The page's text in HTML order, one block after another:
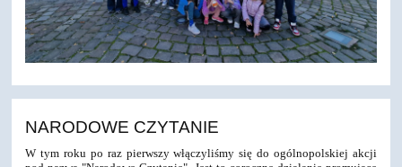
NARODOWE CZYTANIE
W tym roku po raz pierwszy włączyliśmy się do ogólnopolskiej akcji